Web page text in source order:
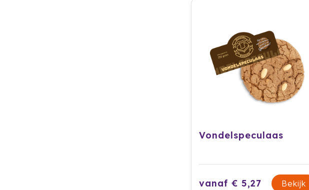
Vondelspeculaas
vanaf € 5,27 Bekijk